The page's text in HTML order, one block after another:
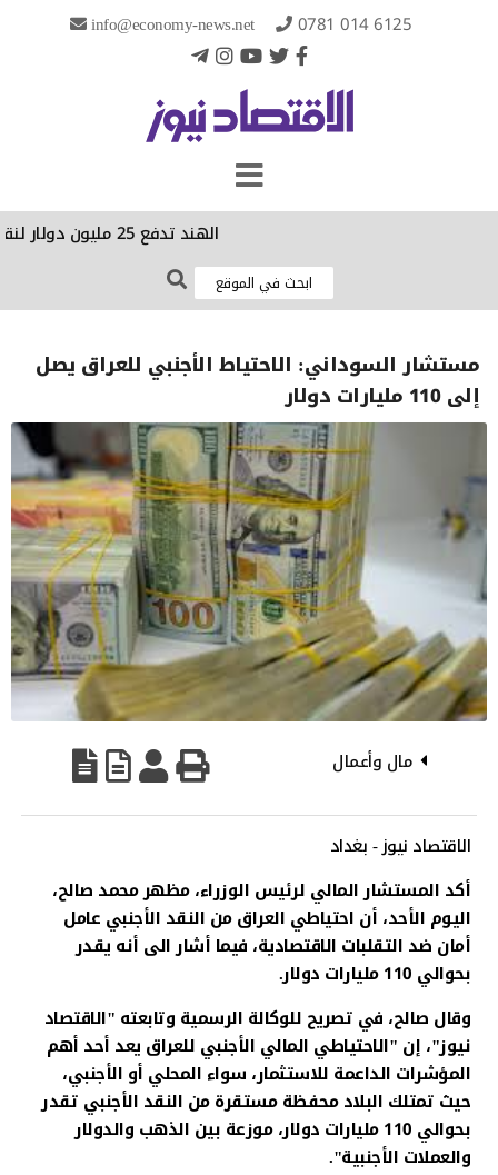
info@economy-news.net 0781 014 6125
الهند تدفع 25 مليون دولار لنقل مليوني برميل من نفط البصرة
مستشار السوداني: الاحتياط الأجنبي للعراق يصل
إلى 110 مليارات دولار
مال وأعمال
الاقتصاد نيوز - بغداد
أكد المستشار المالي لرئيس الوزراء، مظهر محمد صالح،
اليوم الأحد، أن احتياطي العراق من النقد الأجنبي عامل
أمان ضد التقلبات الاقتصادية، فيما أشار الى أنه يقدر
بحوالي 110 مليارات دولار.
وقال صالح، في تصريح للوكالة الرسمية وتابعته "الاقتصاد
نيوز"، إن "الاحتياطي المالي الأجنبي للعراق يعد أحد أهم
المؤشرات الداعمة للاستثمار، سواء المحلي أو الأجنبي،
حيث تمتلك البلاد محفظة مستقرة من النقد الأجنبي تقدر
بحوالي 110 مليارات دولار، موزعة بين الذهب والدولار
والعملات الأجنبية".